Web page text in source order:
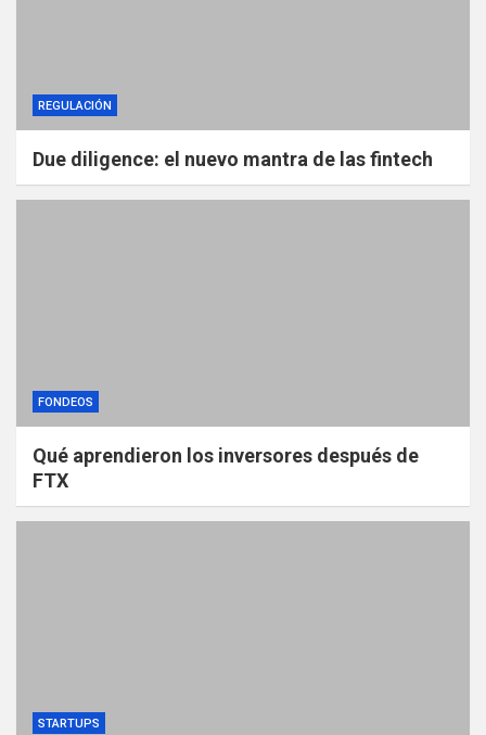
REGULACIÓN
Due diligence: el nuevo mantra de las fintech
FONDEOS
Qué aprendieron los inversores después de
FTX
STARTUPS